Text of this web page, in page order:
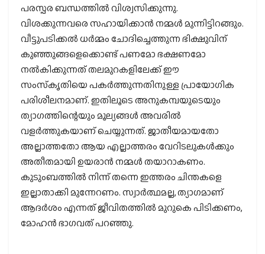
പരസ്പര ബന്ധത്തില്‍ വിശ്വസിക്കുന്നു.
വിശക്കുന്നവരെ സഹായിക്കാന്‍ നമ്മള്‍ മുന്നിട്ടിറങ്ങും.
വീട്ടുപടിക്കല്‍ ധര്‍മ്മം ചോദിച്ചെത്തുന്ന ഭിക്ഷുവിന്
കുഞ്ഞുങ്ങളെക്കൊണ്ട് പണമോ ഭക്ഷണമോ
നല്‍കിക്കുന്നത് തലമുറകളിലേക്ക് ഈ
സംസ്‌കൃതിയെ പകര്‍ത്തുന്നതിനുള്ള പ്രായോഗിക
പരിശീലനമാണ്. ഇതിലൂടെ അനുകമ്പയുടെയും
ത്യാഗത്തിന്റെയും മൂല്യങ്ങള്‍ അവരില്‍
വളര്‍ത്തുകയാണ് ചെയ്യുന്നത്. ജാതീയമായതോ
അല്ലാത്തതോ ആയ എല്ലാത്തരം വേറിടലുകള്‍ക്കും
അതീതമായി ഉയരാന്‍ നമ്മള്‍ തയാറാകണം.
കുടുംബത്തില്‍ നിന്ന് തന്നെ ഇത്തരം ചിന്തകളെ
ഇല്ലാതാക്കി മുന്നേറണം. സ്വാര്‍ത്ഥമല്ല, ത്യാഗമാണ്
ആദര്‍ശം എന്നത് ജീവിതത്തില്‍ മുറുകെ പിടിക്കണം,
മോഹന്‍ ഭാഗവത് പറഞ്ഞു.